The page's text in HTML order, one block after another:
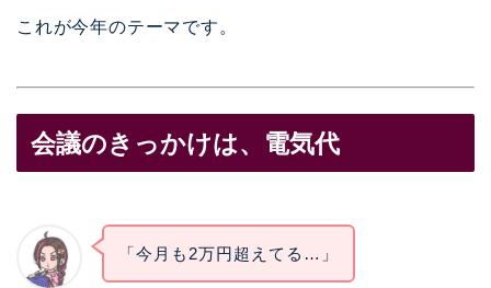
これが今年のテーマです。
会議のきっかけは、電気代
「今月も2万円超えてる…」